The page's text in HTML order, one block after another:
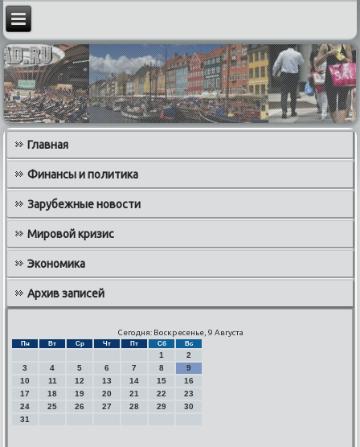
Главная
Финансы и политика
Зарубежные новости
Мировой кризис
Экономика
Архив записей
Сегодня: Воскресенье, 9 Августа
Пн Вт Ср Чт Пт Сб Вс
1
2
3
4 5 6 7 8
9
10
11 12 13 14 15
16
17
18 19 20 21 22
23
24
25 26 27 28 29
30
31